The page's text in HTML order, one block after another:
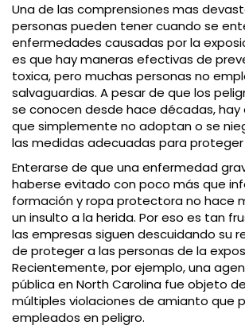
Una de las comprensiones mas
personas pueden tener cuando se
enfermedades causadas por la
es que hay maneras efectivas de
toxica, pero muchas personas no
salvaguardias. A pesar de que los
se conocen desde hace décadas, hay
que simplemente no adoptan o se
las medidas adecuadas para proteger
Enterarse de que una enfermedad
haberse evitado con poco más que
formación y ropa protectora no hace
un insulto a la herida. Por eso es tan
las empresas siguen descuidando su
de proteger a las personas de la
Recientemente, por ejemplo, una
pública en North Carolina fue objeto
múltiples violaciones de amianto que
empleados en peligro.